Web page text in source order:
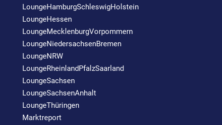
LoungeHamburgSchleswigHolstein
LoungeHessen
LoungeMecklenburgVorpommern
LoungeNiedersachsenBremen
LoungeNRW
LoungeRheinlandPfalzSaarland
LoungeSachsen
LoungeSachsenAnhalt
LoungeThüringen
Marktreport